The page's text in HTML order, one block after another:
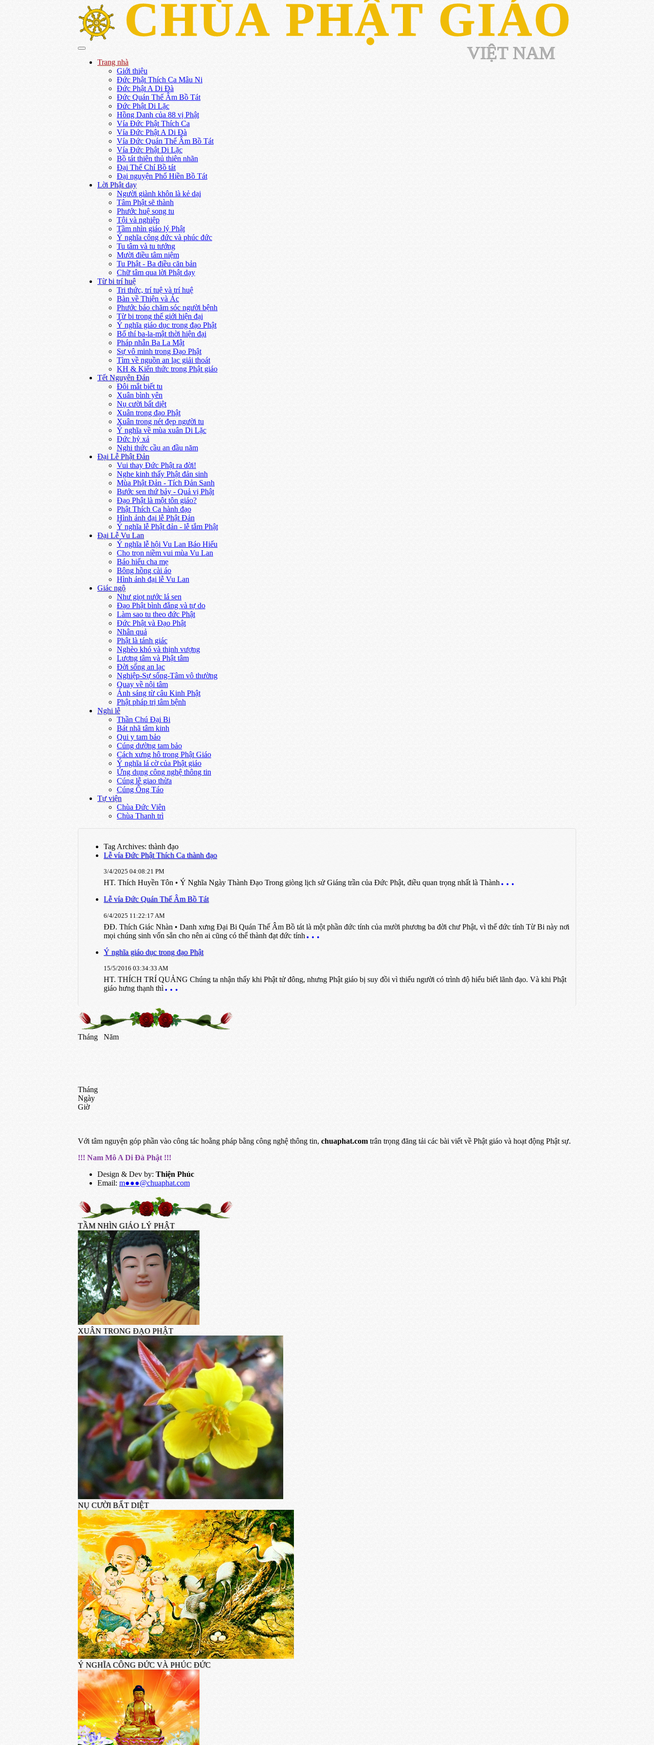
CHÙA PHẬT GIÁO
VIỆT NAM
Trang nhà
Giới thiệu
Đức Phật Thích Ca Mâu Ni
Đức Phật A Di Đà
Đức Quán Thế Âm Bồ Tát
Đức Phật Di Lặc
Hồng Danh của 88 vị Phật
Vía Đức Phật Thích Ca
Vía Đức Phật A Di Đà
Vía Đức Quán Thế Âm Bồ Tát
Vía Đức Phật Di Lặc
Bồ tát thiên thủ thiên nhãn
Đại Thế Chí Bồ tát
Đại nguyện Phổ Hiền Bồ Tát
Lời Phật dạy
Người giành khôn là kẻ dại
Tâm Phật sẽ thành
Phước huệ song tu
Tội và nghiệp
Tầm nhìn giáo lý Phật
Ý nghĩa công đức và phúc đức
Tu tâm và tu tướng
Mười điều tâm niệm
Tu Phật - Ba điều căn bản
Chữ tâm qua lời Phật dạy
Từ bi trí huệ
Tri thức, trí tuệ và trí huệ
Bàn về Thiện và Ác
Phước báo chăm sóc người bệnh
Từ bi trong thế giới hiện đại
Ý nghĩa giáo dục trong đạo Phật
Bố thí ba-la-mật thời hiện đại
Pháp nhẫn Ba La Mật
Sự vô minh trong Đạo Phật
Tìm về nguồn an lạc giải thoát
KH & Kiến thức trong Phật giáo
Tết Nguyên Đán
Đôi mắt biết tu
Xuân bình yên
Nụ cười bất diệt
Xuân trong đạo Phật
Xuân trong nét đẹp người tu
Ý nghĩa về mùa xuân Di Lặc
Đức hỷ xả
Nghi thức cầu an đầu năm
Đại Lễ Phật Đản
Vui thay Đức Phật ra đời!
Nghe kinh thấy Phật đản sinh
Mùa Phật Đản - Tích Đản Sanh
Bước sen thứ bảy - Quả vị Phật
Đạo Phật là một tôn giáo?
Phật Thích Ca hành đạo
Hình ảnh đại lễ Phật Đản
Ý nghĩa lễ Phật đản - lễ tắm Phật
Đại Lễ Vu Lan
Ý nghĩa lễ hội Vu Lan Báo Hiếu
Cho trọn niềm vui mùa Vu Lan
Báo hiếu cha mẹ
Bông hồng cài áo
Hình ảnh đại lễ Vu Lan
Giác ngộ
Như giọt nước lá sen
Đạo Phật bình đẳng và tự do
Làm sao tu theo đức Phật
Đức Phật và Đạo Phật
Nhân quả
Phật là tánh giác
Nghèo khó và thịnh vượng
Lương tâm và Phật tâm
Đời sống an lạc
Nghiệp-Sự sống-Tâm vô thường
Quay về nội tâm
Ánh sáng từ câu Kinh Phật
Phật pháp trị tâm bệnh
Nghi lễ
Thần Chú Đại Bi
Bát nhã tâm kinh
Qui y tam bảo
Cúng dường tam bảo
Cách xưng hô trong Phật Giáo
Ý nghĩa lá cờ của Phật giáo
Ứng dụng công nghệ thông tin
Cúng lễ giao thừa
Cúng Ông Táo
Tự viện
Chùa Đức Viên
Chùa Thanh trì
Tag Archives: thành đạo
Lễ vía Đức Phật Thích Ca thành đạo
3/4/2025 04:08:21 PM
HT. Thích Huyền Tôn • Ý Nghĩa Ngày Thành Đạo Trong giòng lịch sử Giáng trần của Đức Phật, điều quan trọng nhất là Thành
Lễ vía Đức Quán Thế Âm Bồ Tát
6/4/2025 11:22:17 AM
ĐĐ. Thích Giác Nhàn • Danh xưng Đại Bi Quán Thế Âm Bồ tát là một phần đức tính của mười phương ba đời chư Phật, vì thế đức tính Từ Bi này nơi
mọi chúng sinh vốn sẳn cho nên ai cũng có thể thành đạt đức tính
Ý nghĩa giáo dục trong đạo Phật
15/5/2016 03:34:33 AM
HT. THÍCH TRÍ QUẢNG Chúng ta nhận thấy khi Phật tử đông, nhưng Phật giáo bị suy đồi vì thiếu người có trình độ hiểu biết lãnh đạo. Và khi Phật
giáo hưng thạnh thì
Tháng Năm
Tháng
Ngày
Giờ
Với tâm nguyện góp phần vào công tác hoằng pháp bằng công nghệ thông tin, chuaphat.com trân trọng đăng tải các bài viết về Phật giáo và hoạt động Phật sự.
!!! Nam Mô A Di Đà Phật !!!
Design & Dev by: Thiện Phúc
Email: m●●●@chuaphat.com
TẦM NHÌN GIÁO LÝ PHẬT
XUÂN TRONG ĐẠO PHẬT
NỤ CƯỜI BẤT DIỆT
Ý NGHĨA CÔNG ĐỨC VÀ PHÚC ĐỨC